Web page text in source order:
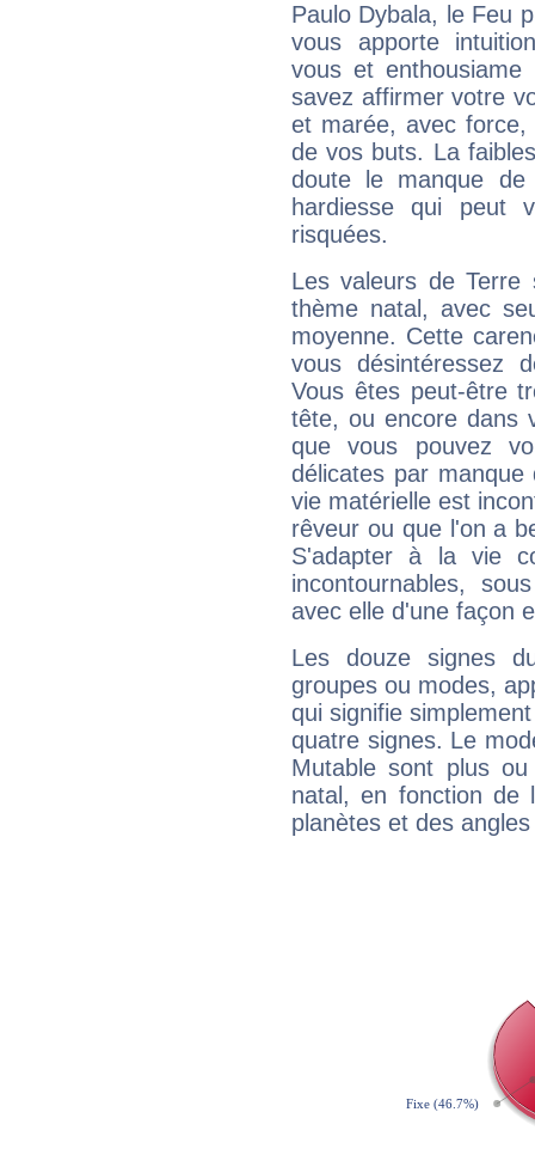
Paulo Dybala, le Feu
vous apporte
vous et
savez affirmer votre
et marée, avec
de vos buts. La
doute le manque
hardiesse qui peut
risquées.
Les valeurs de Terre
thème natal, avec
moyenne. Cette
vous désintéressez
Vous êtes peut-être
tête, ou encore dans
que vous pouvez
délicates par
vie matérielle est
rêveur ou que l'on a
S'adapter à la vie
incontournables,
avec elle d'une façon
Les douze signes
groupes ou modes,
qui signifie
quatre signes. Le
Mutable sont plus
natal, en fonction de
planètes et des